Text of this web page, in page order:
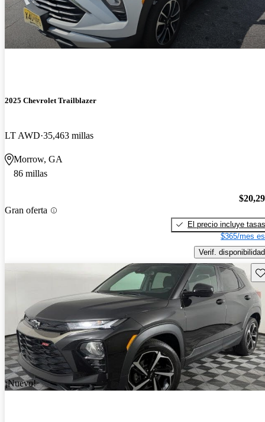
2025 Chevrolet Trailblazer
LT AWD 35,463 millas
Morrow, GA
86 millas
Gran oferta
El precio incluye tasas
$365/mes
Verif. disponibilidad
¡Nuevo!